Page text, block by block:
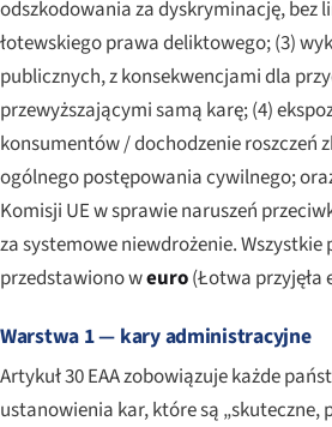
odszkodowania za dyskryminację, bez
łotewskiego prawa deliktowego; (3)
publicznych, z konsekwencjami dla
przewyższającymi samą karę; (4)
konsumentów / dochodzenie roszczeń
ogólnego postępowania cywilnego;
Komisji UE w sprawie naruszeń
za systemowe niewdrożenie. Wszystkie
przedstawiono weuro(Łotwa przyjęła
Warstwa 1 — kary administracyjne
Artykuł 30 EAA zobowiązuje każde
ustanowienia kar, które są „skuteczne,